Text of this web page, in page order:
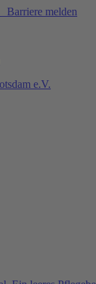
Barriere melden